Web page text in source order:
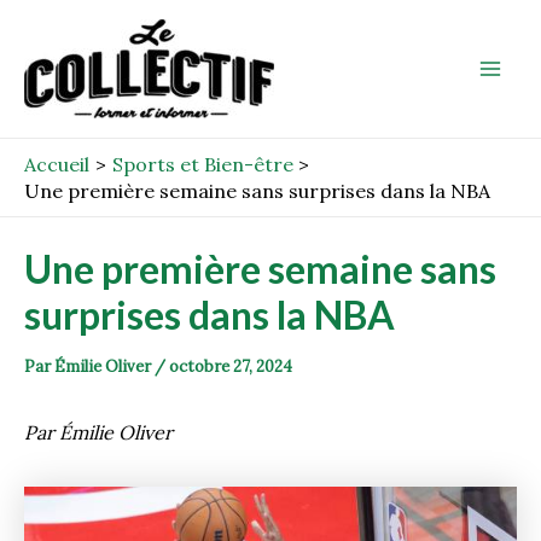
contenu
Accueil
Sports et Bien-être
Une première semaine sans surprises dans la NBA
Une première semaine sans
surprises dans la NBA
ParÉmilie Oliver /octobre 27, 2024
Par Émilie Oliver
navigation